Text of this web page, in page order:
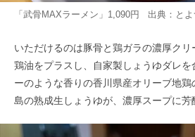
「武骨MAXラーメン」1,090円 出典： と
いただけるのは豚骨と鶏ガラの濃厚ク
鶏油をプラスし、自家製しょうゆダレを
ーのような香りの香川県産オリーブ地
島の熟成生しょうゆが、濃厚スープに芳